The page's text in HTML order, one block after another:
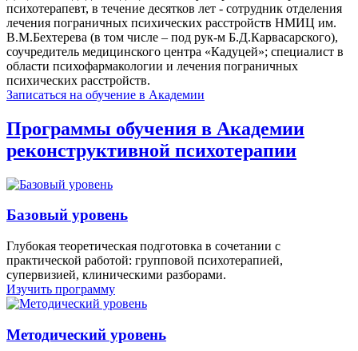
психотерапевт, в течение десятков лет - сотрудник отделения
лечения пограничных психических расстройств НМИЦ им.
В.М.Бехтерева (в том числе – под рук-м Б.Д.Карвасарского),
соучредитель медицинского центра «Кадуцей»; специалист в
области психофармакологии и лечения пограничных
психических расстройств.
Записаться на обучение в Академии
Программы обучения в Академии
реконструктивной психотерапии
Базовый уровень
Глубокая теоретическая подготовка в сочетании с
практической работой: групповой психотерапией,
супервизией, клиническими разборами.
Изучить программу
Методический уровень